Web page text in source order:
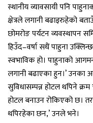
स्थानीय व्यावसायी पनि
क्षेत्रले लगानी बढाइरुहेको
छोमरोङ पर्यटन व्यवस्थापन
हिउँद–वर्षा सधैं पाहुना
स्वभाविक हो। पाहुनाको
लगानी बढाएका हुन।’ उनका
सुविधासम्पन्न होटल थपिने
होटल बनाउन रोकिएको छ।
थपिरहेका छन,’ उनले भने।